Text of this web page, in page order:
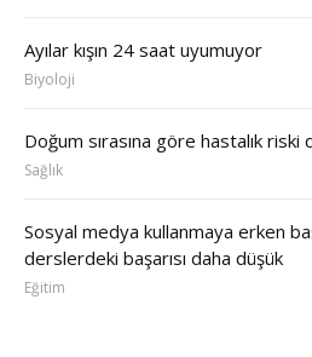
Ayılar kışın 24 saat uyumuyor
Biyoloji
Doğum sırasına göre hastalık riski
Sağlık
Sosyal medya kullanmaya erken
derslerdeki başarısı daha düşük
Eğitim